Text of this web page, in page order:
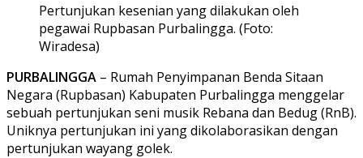
Pertunjukan kesenian yang dilakukan oleh
pegawai Rupbasan Purbalingga. (Foto:
Wiradesa)
PURBALINGGA – Rumah Penyimpanan Benda Sitaan
Negara (Rupbasan) Kabupaten Purbalingga menggelar
sebuah pertunjukan seni musik Rebana dan Bedug (RnB).
Uniknya pertunjukan ini yang dikolaborasikan dengan
pertunjukan wayang golek.